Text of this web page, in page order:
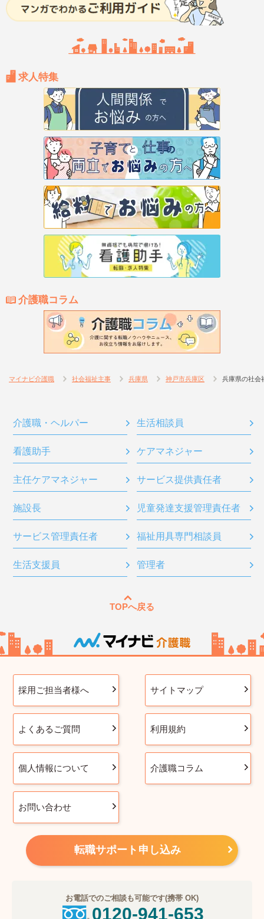
求人特集
介護職コラム
マイナビ介護職 社会福祉主事 兵庫県 神戸市兵庫区 兵庫県の社会
介護職・ヘルパー 生活相談員
看護助手 ケアマネジャー
主任ケアマネジャー サービス提供責任者
施設長 児童発達支援管理責任者
サービス管理責任者 福祉用具専門相談員
生活支援員 管理者
TOPへ戻る
採用ご担当者様へ サイトマップ
よくあるご質問 利用規約
個人情報について 介護職コラム
お問い合わせ
転職サポート申し込み
お電話でのご相談も可能です(携帯 OK)
0120-941-653